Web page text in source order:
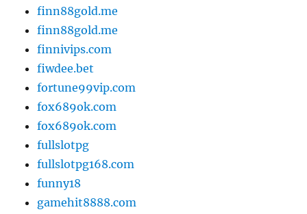
finn88gold.me
finn88gold.me
finnivips.com
fiwdee.bet
fortune99vip.com
fox689ok.com
fox689ok.com
fullslotpg
fullslotpg168.com
funny18
gamehit8888.com